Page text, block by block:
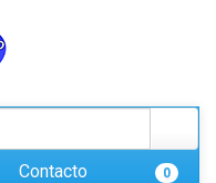
Contacto 0